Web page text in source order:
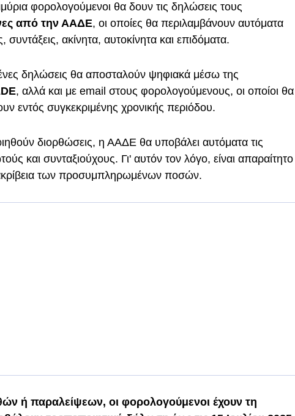
φορολογούμενοι θα δουν τις δηλώσεις τους
από την ΑΑΔΕ, οι οποίες θα περιλαμβάνουν αυτόματα
συντάξεις, ακίνητα, αυτοκίνητα και επιδόματα.
δηλώσεις θα αποσταλούν ψηφιακά μέσω της
, αλλά και με email στους φορολογούμενους, οι οποίοι θα
εντός συγκεκριμένης χρονικής περιόδου.
διορθώσεις, η ΑΑΔΕ θα υποβάλει αυτόματα τις
και συνταξιούχους. Γι' αυτόν τον λόγο, είναι απαραίτητο
των προσυμπληρωμένων ποσών.
ή παραλείψεων, οι φορολογούμενοι έχουν τη